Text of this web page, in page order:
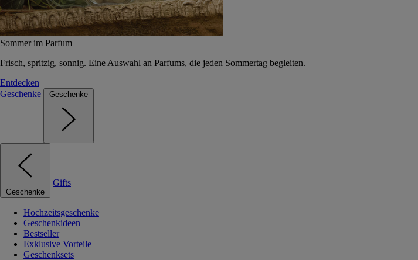
Sommer im Parfum
Frisch, spritzig, sonnig. Eine Auswahl an Parfums, die jeden Sommertag begleiten.
Entdecken
Geschenke
Geschenke
Geschenke
Gifts
Hochzeitsgeschenke
Geschenkideen
Bestseller
Exklusive Vorteile
Geschenksets